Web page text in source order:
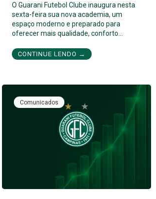
O Guarani Futebol Clube inaugura nesta
sexta-feira sua nova academia, um
espaço moderno e preparado para
oferecer mais qualidade, conforto…
CONTINUE LENDO →
Comunicados